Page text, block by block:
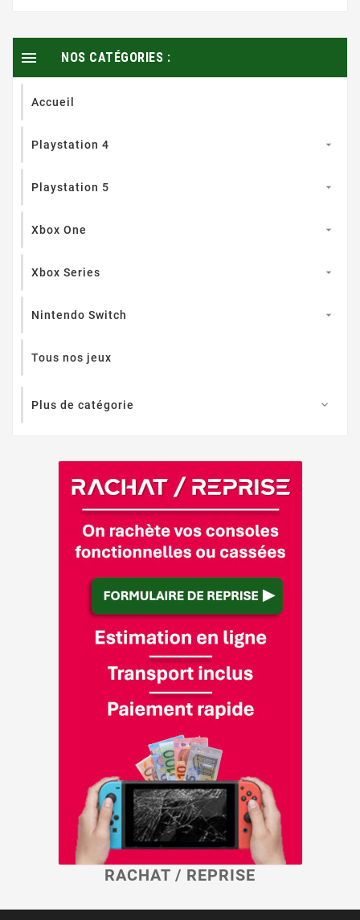
NOS CATÉGORIES :

Accueil
Playstation 4 
Playstation 5 
Xbox One 
Xbox Series 
Nintendo Switch 
Tous nos jeux
Plus de catégorie 
RACHAT / REPRISE